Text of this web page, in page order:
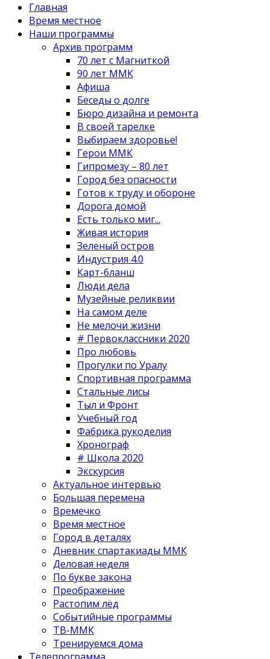
Главная
Время местное
Наши программы
Архив программ
70 лет с Магниткой
90 лет ММК
Афиша
Беседы о долге
Бюро дизайна и ремонта
В своей тарелке
Выбираем здоровье!
Герои ММК
Гипромезу – 80 лет
Город без опасности
Готов к труду и обороне
Дорога домой
Есть только миг...
Живая история
Зеленый остров
Индустрия 4.0
Карт-бланш
Люди дела
Музейные реликвии
На самом деле
Не мелочи жизни
# Первоклассники 2020
Про любовь
Прогулки по Уралу
Спортивная программа
Стальные лисы
Тыл и Фронт
Учебный год
Фабрика рукоделия
Хронограф
# Школа 2020
Экскурсия
Актуальное интервью
Большая перемена
Времечко
Время местное
Город в деталях
Дневник спартакиады ММК
Деловая неделя
По букве закона
Преображение
Растопим лёд
Событийные программы
ТВ-ММК
Тренируемся дома